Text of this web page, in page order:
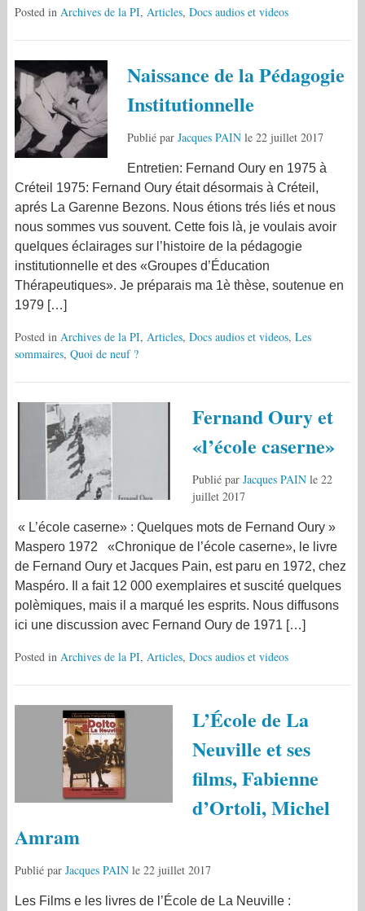
Posted in Archives de la PI, Articles, Docs audios et videos
Naissance de la Pédagogie
Institutionnelle
Publié par Jacques PAINle 22 juillet 2017
Entretien: Fernand Oury en 1975 à
Créteil 1975: Fernand Oury était désormais à Créteil,
aprés La Garenne Bezons. Nous étions trés liés et nous
nous sommes vus souvent. Cette fois là, je voulais avoir
quelques éclairages sur l’histoire de la pédagogie
institutionnelle et des «Groupes d’Éducation
Thérapeutiques». Je préparais ma 1è thèse, soutenue en
1979 […]
Posted in Archives de la PI, Articles, Docs audios et videos, Les
sommaires, Quoi de neuf ?
Fernand Oury et
«l’école caserne»
Publié par Jacques PAINle 22
juillet 2017
« L’école caserne» : Quelques mots de Fernand Oury »
Maspero 1972 «Chronique de l’école caserne», le livre
de Fernand Oury et Jacques Pain, est paru en 1972, chez
Maspéro. Il a fait 12 000 exemplaires et suscité quelques
polèmiques, mais il a marqué les esprits. Nous diffusons
ici une discussion avec Fernand Oury de 1971 […]
Posted in Archives de la PI, Articles, Docs audios et videos
L’École de La
Neuville et ses
films, Fabienne
d’Ortoli, Michel
Amram
Publié par Jacques PAINle 22 juillet 2017
Les Films e les livres de l’École de La Neuville :